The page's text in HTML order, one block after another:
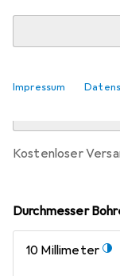
Impressum
kostenloser
Durchmesser
10 Millimeter